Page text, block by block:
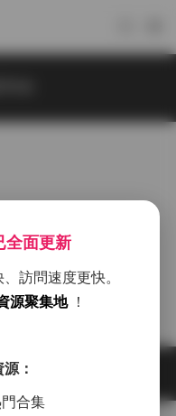
全面更新
訪問速度更快。
源聚集地 ！
：
合集